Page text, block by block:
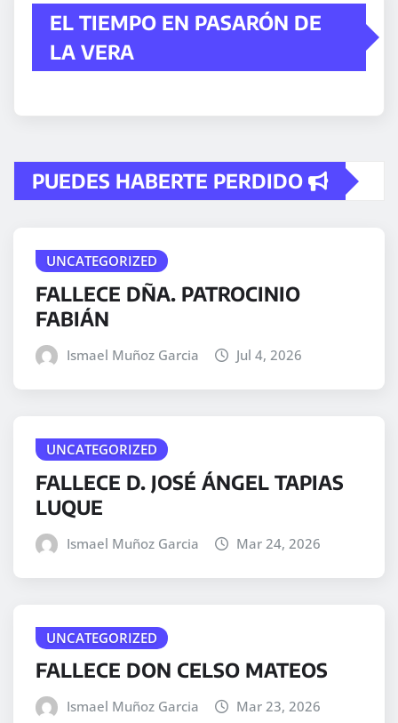
EL TIEMPO EN PASARÓN DE
LA VERA
PUEDES HABERTE PERDIDO
UNCATEGORIZED
FALLECE DÑA. PATROCINIO
FABIÁN
Ismael Muñoz Garcia Jul 4, 2026
UNCATEGORIZED
FALLECE D. JOSÉ ÁNGEL TAPIAS
LUQUE
Ismael Muñoz Garcia Mar 24, 2026
UNCATEGORIZED
FALLECE DON CELSO MATEOS
Ismael Muñoz Garcia Mar 23, 2026